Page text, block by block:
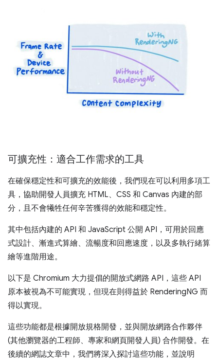
可擴充性：適合工作需求的工具
在確保穩定性和可擴充的效能後，我們現在可以利用多項工
具，協助開發人員擴充 HTML、CSS 和 Canvas 內建的部
分，且不會犧牲任何辛苦獲得的效能和穩定性。
其中包括內建的 API 和 JavaScript 公開 API，可用於回應
式設計、漸進式算繪、流暢度和回應速度，以及多執行緒算
繪等進階用途。
以下是 Chromium 大力提倡的開放式網路 API，這些 API
原本被視為不可能實現，但現在則得益於 RenderingNG 而
得以實現。
這些功能都是根據開放規格開發，並與開放網路合作夥伴
(其他瀏覽器的工程師、專家和網頁開發人員) 合作開發。在
後續的網誌文章中，我們將深入探討這些功能，並說明